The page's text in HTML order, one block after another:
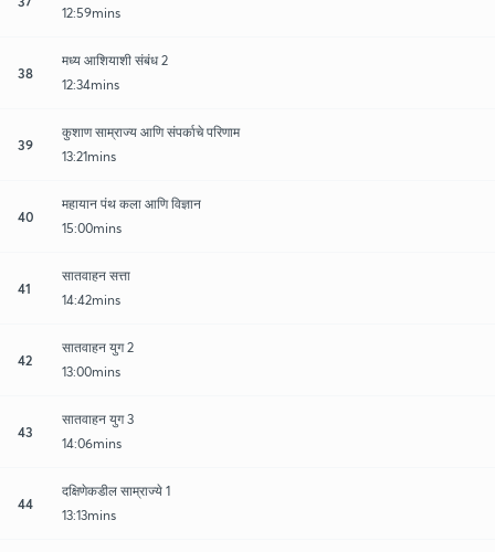
12:59mins
38
मध्य आशियाशी संबंध 2
12:34mins
39
कुशाण साम्राज्य आणि संपर्काचे परिणाम
13:21mins
40
महायान पंथ कला आणि विज्ञान
15:00mins
41
सातवाहन सत्ता
14:42mins
42
सातवाहन युग 2
13:00mins
43
सातवाहन युग 3
14:06mins
44
दक्षिणेकडील साम्राज्ये 1
13:13mins